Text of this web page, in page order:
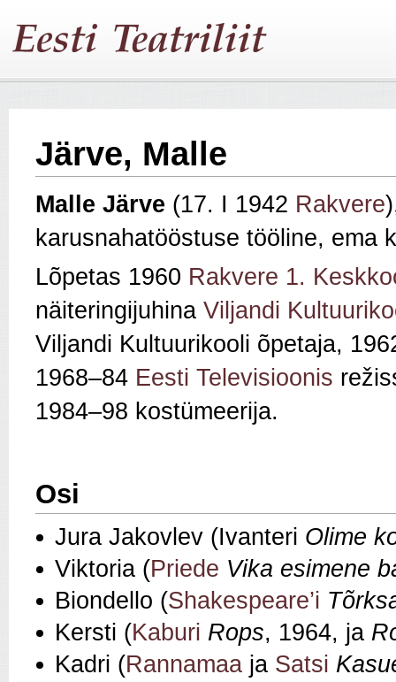
Järve, Malle
Malle Järve (17. I 1942 Rakvere
karusnahatööstuse tööline, ema
Lõpetas 1960 Rakvere 1.
näiteringijuhina Viljandi
Viljandi Kultuurikooli õpetaja,
1968–84 Eesti Televisioonis
1984–98 kostümeerija.
Osi
Jura Jakovlev (Ivanteri Olime
Viktoria (Priede Vika esimene
Biondello (Shakespeare’i
Kersti (Kaburi Rops, 1964, ja
Kadri (Rannamaa ja Satsi